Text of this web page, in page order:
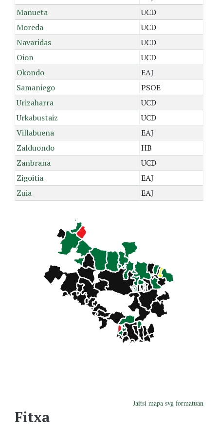
Mañueta
UCD
Moreda
UCD
Navaridas
UCD
Oion
UCD
Okondo
EAJ
Samaniego
PSOE
Urizaharra
UCD
Urkabustaiz
UCD
Villabuena
EAJ
Zalduondo
HB
Zanbrana
UCD
Zigoitia
EAJ
Zuia
EAJ
Jaitsi mapa svg formatuan
Fitxa